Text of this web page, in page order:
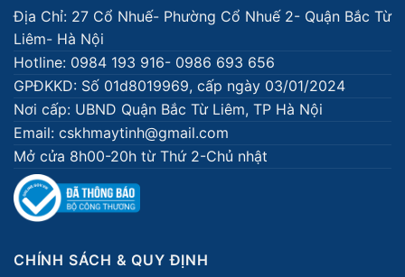
Địa Chỉ: 27 Cổ Nhuế- Phường Cổ Nhuế 2- Quận Bắc Từ
Liêm- Hà Nội
Hotline: 0984 193 916- 0986 693 656
GPĐKKD: Số 01d8019969, cấp ngày 03/01/2024
Nơi cấp: UBND Quận Bắc Từ Liêm, TP Hà Nội
Email: cskhmaytinh@gmail.com
Mở cửa 8h00-20h từ Thứ 2-Chủ nhật
CHÍNH SÁCH & QUY ĐỊNH